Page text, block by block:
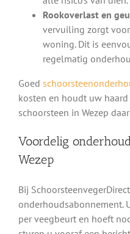
Rookoverlast en
vervuiling zorgt
woning. Dit is
regelmatig
Goed
kosten en houdt uw
schoorsteen in Wezep
Voordelig
Wezep
Bij
onderhoudsabonnement.
per veegbeurt en hoeft